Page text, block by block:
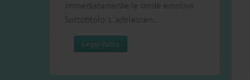
immediatamente le corde emotive.
Sottotitolo: L’adolescen...
Leggi tutto